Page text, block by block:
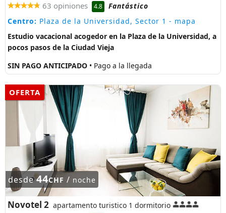
63 opiniones 4.8
Fantástico
Centro: Plaza de la Universidad, Sector 1 - mapa
Estudio vacacional acogedor en la Plaza de la Universidad, a
pocos pasos de la Ciudad Vieja
SIN PAGO ANTICIPADO • Pago a la llegada
OFERTA
desde44CHF / noche
Novotel 2 apartamento turistico 1 dormitorio